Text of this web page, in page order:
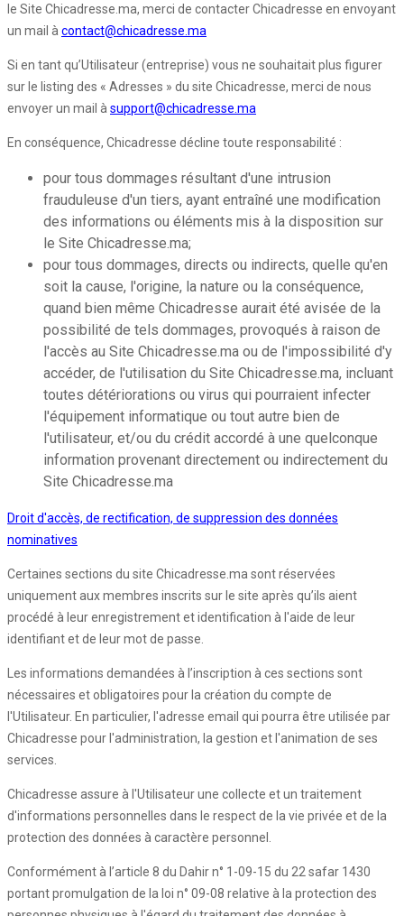
le Site Chicadresse.ma, merci de contacter Chicadresse en envoyant
un mail à contact@chicadresse.ma
Si en tant qu’Utilisateur (entreprise) vous ne souhaitait plus figurer
sur le listing des « Adresses » du site Chicadresse, merci de nous
envoyer un mail à support@chicadresse.ma
En conséquence, Chicadresse décline toute responsabilité :
pour tous dommages résultant d'une intrusion
frauduleuse d'un tiers, ayant entraîné une modification
des informations ou éléments mis à la disposition sur
le Site Chicadresse.ma;
pour tous dommages, directs ou indirects, quelle qu'en
soit la cause, l'origine, la nature ou la conséquence,
quand bien même Chicadresse aurait été avisée de la
possibilité de tels dommages, provoqués à raison de
l'accès au Site Chicadresse.ma ou de l'impossibilité d'y
accéder, de l'utilisation du Site Chicadresse.ma, incluant
toutes détériorations ou virus qui pourraient infecter
l'équipement informatique ou tout autre bien de
l'utilisateur, et/ou du crédit accordé à une quelconque
information provenant directement ou indirectement du
Site Chicadresse.ma
Droit d'accès, de rectification, de suppression des données
nominatives
Certaines sections du site Chicadresse.ma sont réservées
uniquement aux membres inscrits sur le site après qu’ils aient
procédé à leur enregistrement et identification à l'aide de leur
identifiant et de leur mot de passe.
Les informations demandées à l’inscription à ces sections sont
nécessaires et obligatoires pour la création du compte de
l'Utilisateur. En particulier, l'adresse email qui pourra être utilisée par
Chicadresse pour l'administration, la gestion et l'animation de ses
services.
Chicadresse assure à l'Utilisateur une collecte et un traitement
d'informations personnelles dans le respect de la vie privée et de la
protection des données à caractère personnel.
Conformément à l’article 8 du Dahir n° 1-09-15 du 22 safar 1430
portant promulgation de la loi n° 09-08 relative à la protection des